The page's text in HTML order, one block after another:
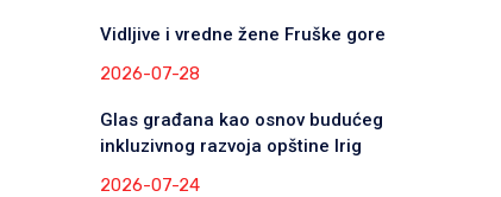
Vidljive i vredne žene Fruške gore
2026-07-28
Glas građana kao osnov budućeg
inkluzivnog razvoja opštine Irig
2026-07-24